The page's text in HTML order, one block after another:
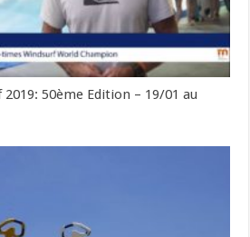
50ème Edition – 19/01 au